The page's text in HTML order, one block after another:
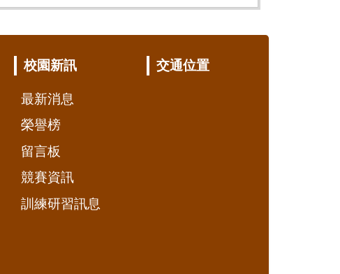
校園新訊
最新消息
榮譽榜
留言板
競賽資訊
訓練研習訊息
交通位置